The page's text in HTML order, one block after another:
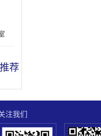
荐
注我们